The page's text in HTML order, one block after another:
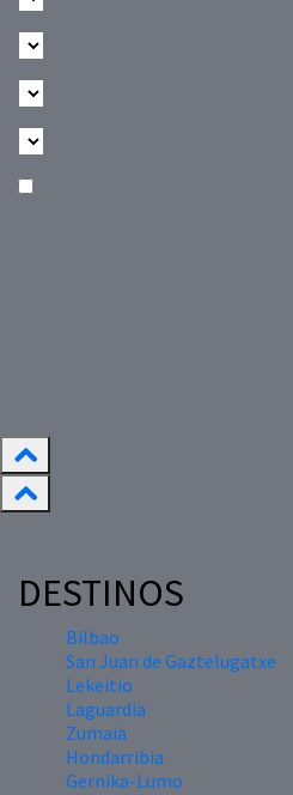
DESTINOS
Bilbao
San Juan de Gaztelugatxe
Lekeitio
Laguardia
Zumaia
Hondarribia
Gernika-Lumo